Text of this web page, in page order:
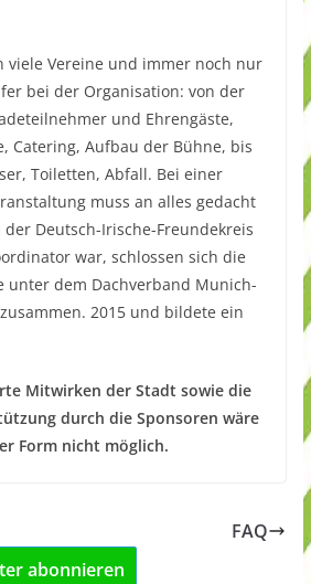
viele Vereine und immer noch nur
bei der Organisation: von der
und Ehrengäste,
Catering, Aufbau der Bühne, bis
Toiletten, Abfall. Bei einer
muss an alles gedacht
Deutsch-Irische-Freundekreis
war, schlossen sich die
unter dem Dachverband Munich-
2015 und bildete ein
Mitwirken der Stadt sowie die
durch die Sponsoren wäre
Form nicht möglich.
FAQ
abonnieren